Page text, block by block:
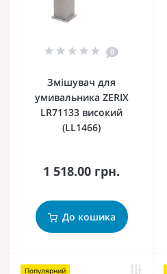
0
Змішувач для
умивальника ZERIX
LR71133 високий
(LL1466)
1 518.00 грн.
До кошика
Популярний